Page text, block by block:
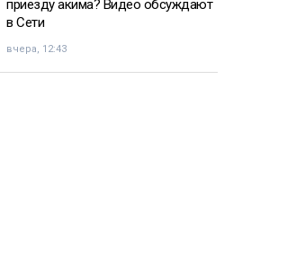
приезду акима? Видео обсуждают
в Сети
вчера, 12:43